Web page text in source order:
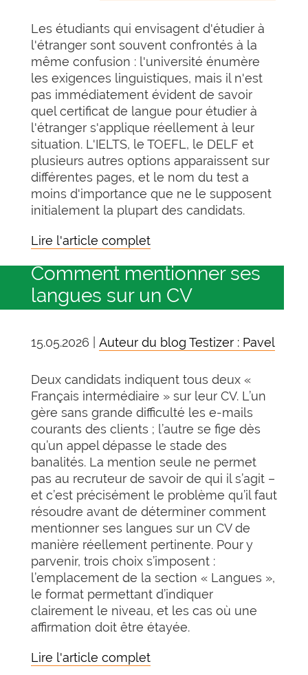
Les étudiants qui envisagent d'étudier à
l'étranger sont souvent confrontés à la
même confusion : l'université énumère
les exigences linguistiques, mais il n'est
pas immédiatement évident de savoir
quel certificat de langue pour étudier à
l'étranger s'applique réellement à leur
situation. L'IELTS, le TOEFL, le DELF et
plusieurs autres options apparaissent sur
différentes pages, et le nom du test a
moins d'importance que ne le supposent
initialement la plupart des candidats.
Lire l'article complet
Comment mentionner ses
langues sur un CV
15.05.2026 | Auteur du blog Testizer : Pavel
Deux candidats indiquent tous deux «
Français intermédiaire » sur leur CV. L’un
gère sans grande difficulté les e-mails
courants des clients ; l’autre se fige dès
qu’un appel dépasse le stade des
banalités. La mention seule ne permet
pas au recruteur de savoir de qui il s’agit –
et c’est précisément le problème qu’il faut
résoudre avant de déterminer comment
mentionner ses langues sur un CV de
manière réellement pertinente. Pour y
parvenir, trois choix s’imposent :
l’emplacement de la section « Langues »,
le format permettant d’indiquer
clairement le niveau, et les cas où une
affirmation doit être étayée.
Lire l'article complet